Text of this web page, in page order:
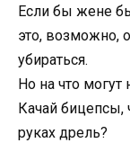
Если бы жене
это, возможно,
убираться.
Но на что
Качай бицепсы,
руках дрель?